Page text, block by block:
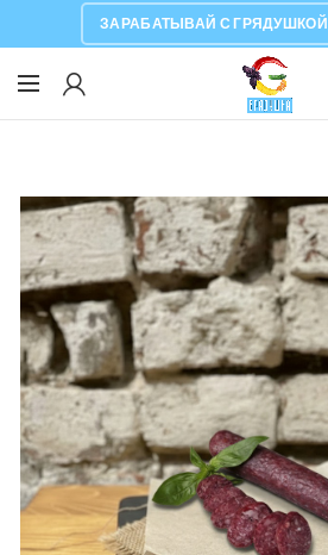
ЗАРАБАТЫВАЙ С ГРЯДУШКОЙ